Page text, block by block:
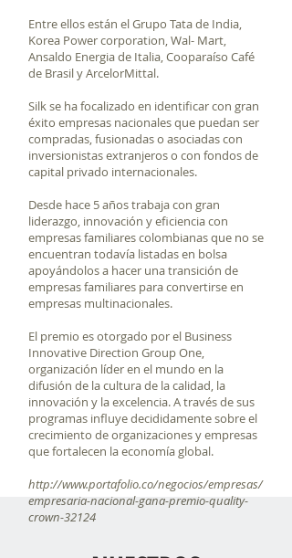
Entre ellos están el Grupo Tata de India,
Korea Power corporation, Wal- Mart,
Ansaldo Energia de Italia, Cooparaíso Café
de Brasil y ArcelorMittal.
Silk se ha focalizado en identificar con gran
éxito empresas nacionales que puedan ser
compradas, fusionadas o asociadas con
inversionistas extranjeros o con fondos de
capital privado internacionales.
Desde hace 5 años trabaja con gran
liderazgo, innovación y eficiencia con
empresas familiares colombianas que no se
encuentran todavía listadas en bolsa
apoyándolos a hacer una transición de
empresas familiares para convertirse en
empresas multinacionales.
El premio es otorgado por el Business
Innovative Direction Group One,
organización líder en el mundo en la
difusión de la cultura de la calidad, la
innovación y la excelencia. A través de sus
programas influye decididamente sobre el
crecimiento de organizaciones y empresas
que fortalecen la economía global.
http://www.portafolio.co/negocios/empresas/
empresaria-nacional-gana-premio-quality-
crown-32124